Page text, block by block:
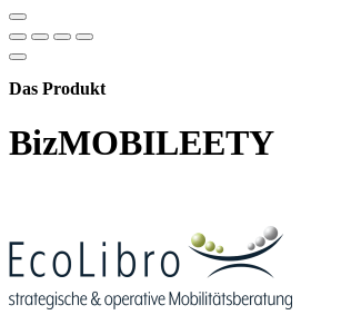
Das Produkt
BizMOBILEETY